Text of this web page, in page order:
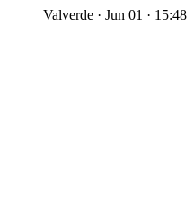
Valverde · Jun 01 · 15:48